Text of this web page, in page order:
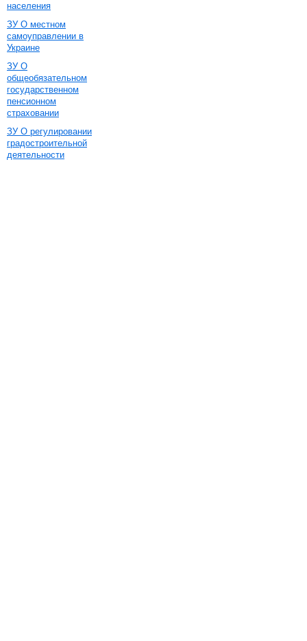
населения
ЗУ О местном
самоуправлении в
Украине
ЗУ О
общеобязательном
государственном
пенсионном
страховании
ЗУ О регулировании
градостроительной
деятельности